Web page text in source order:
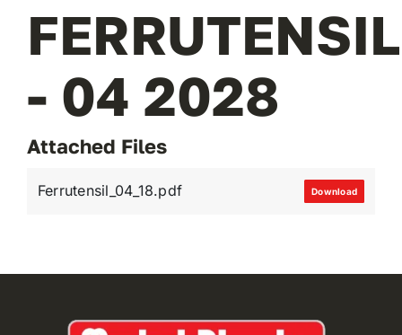
VAI AL PREVENTIVO
FERRUTENSIL
- 04 2028
Attached Files
Ferrutensil_04_18.pdf Download